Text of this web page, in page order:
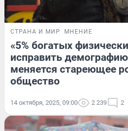
СТРАНА И МИР МНЕНИЕ
«5% богатых
исправить
меняется стареющее
общество
14 октября, 2025, 09:00 2 239 2